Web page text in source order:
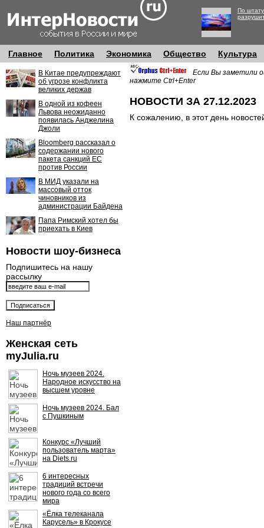
По
Главное Политика Экономика Общество Культура
В Китае предупреждают
об угрозе конфликта
великих держав
В одной из кофеен
Львова неожиданно
появилась Анджелина
Джоли
Bloomberg рассказал о
содержании нового
пакета санкций ЕС
против России
В МИД указали на
массовый отток
чиновников из
администрации Байдена
Папа Римский хотел бы
приехать в Киев
Новости шоу-бизнеса
Подпишитесь на нашу
рассылку
Наш партнёр
Женская сеть
myJulia.ru
Ночь музеев 2024.
Народное искусство на
высшем уровне
Ночь музеев 2024. Бал
с Пушкиным
Конкурс «Лучший
пользователь марта»
на Diets.ru
6 интересных
традиций встречи
нового года со всего
мира
«Ёлка телеканала
Карусель» в Крокусе
Если Вы заметили
нажмите Ctrl+Enter
НОВОСТИ ЗА 27.12.2023
К сожалению, в этот день